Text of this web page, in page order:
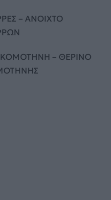
– ΑΝΟΙΧΤΟ
ΚΟΜΟΤΗΝΗ – ΘΕΡΙΝΟ